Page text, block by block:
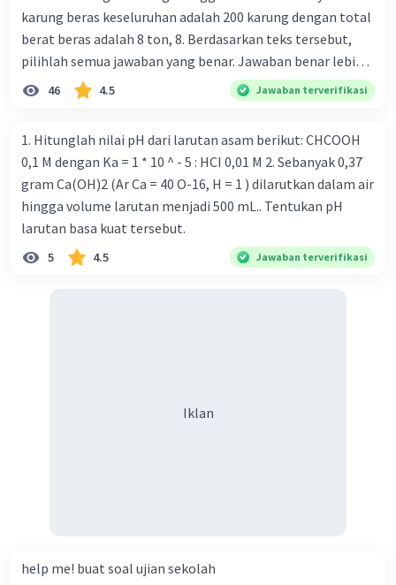
karung beras keseluruhan adalah 200 karung dengan total
berat beras adalah 8 ton, 8. Berdasarkan teks tersebut,
pilihlah semua jawaban yang benar. Jawaban benar lebih
dari satu. Banyak karung beras kemasan 25 kg adalah 50
buah. Banyak karung beras kemasan 50 kg adalah 150
ton. Perbandingan berat beras kemasan 25 kg dan 50 kg
dalam truk adalah 1: 3. 9. Berdasarkan teks tersebut, jika
biaya setiap beras karung kecil adalah Rp7.500 dan karung
besar Rp14.000, berapakah biaya angkut semua beras yang
harus dibayar oleh Bu Vina? A. Rp2.540.000 C. Rp2.312.000 B.
Rp2.475.000 D. Rp2.280.000
46 4.5 Jawaban terverifikasi
1. Hitunglah nilai pH dari larutan asam berikut: CHCOOH
0,1 M dengan Ka = 1 * 10 ^ - 5 : HCI 0,01 M 2. Sebanyak 0,37
gram Ca(OH)2 (Ar Ca = 40 O-16, H = 1 ) dilarutkan dalam air
hingga volume larutan menjadi 500 mL.. Tentukan pH
larutan basa kuat tersebut.
5 4.5 Jawaban terverifikasi
Iklan
help me! buat soal ujian sekolah